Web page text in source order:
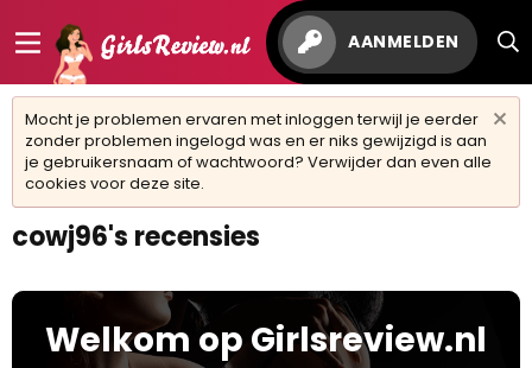
AANMELDEN
Mocht je problemen ervaren met inloggen terwijl je eerder
zonder problemen ingelogd was en er niks gewijzigd is aan
je gebruikersnaam of wachtwoord? Verwijder dan even alle
cookies voor deze site.
cowj96's recensies
Welkom op Girlsreview.nl